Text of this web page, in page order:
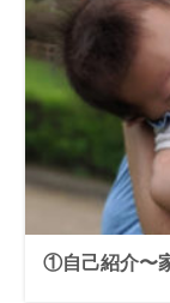
①自己紹介〜